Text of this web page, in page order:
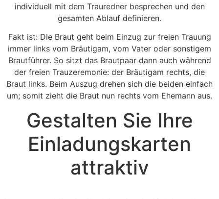
individuell mit dem Trauredner besprechen und den
gesamten Ablauf definieren.
Fakt ist: Die Braut geht beim Einzug zur freien Trauung
immer links vom Bräutigam, vom Vater oder sonstigem
Brautführer. So sitzt das Brautpaar dann auch während
der freien Trauzeremonie: der Bräutigam rechts, die
Braut links. Beim Auszug drehen sich die beiden einfach
um; somit zieht die Braut nun rechts vom Ehemann aus.
Gestalten Sie Ihre
Einladungskarten
attraktiv